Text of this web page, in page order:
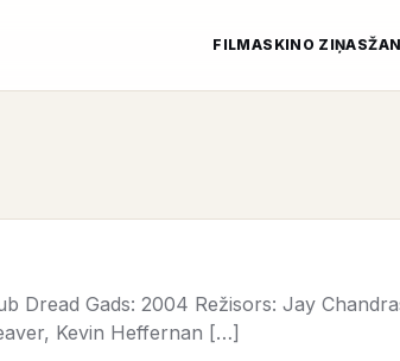
FILMAS KINO ZIŅAS
Dread Gads: 2004 Režisors: Jay
Kevin Heffernan […]